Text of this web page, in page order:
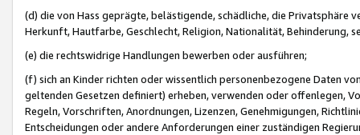
(d) die von Hass geprägte, belästigende, schädliche, die Privatsphäre
Herkunft, Hautfarbe, Geschlecht, Religion, Nationalität, Behinderung,
(e) die rechtswidrige Handlungen bewerben oder ausführen;
(f) sich an Kinder richten oder wissentlich personenbezogene Daten
geltenden Gesetzen definiert) erheben, verwenden oder offenlegen,
Regeln, Vorschriften, Anordnungen, Lizenzen, Genehmigungen,
Entscheidungen oder andere Anforderungen einer zuständigen